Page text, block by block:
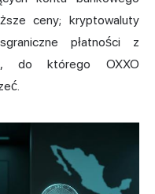
ceny; kryptowaluty
płatności z
do którego OXXO